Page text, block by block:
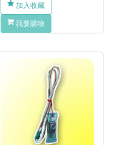
加入收藏
我要購物